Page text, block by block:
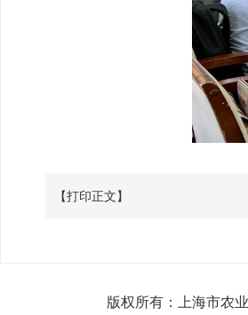
【打印正文】
版权所有：上海市农